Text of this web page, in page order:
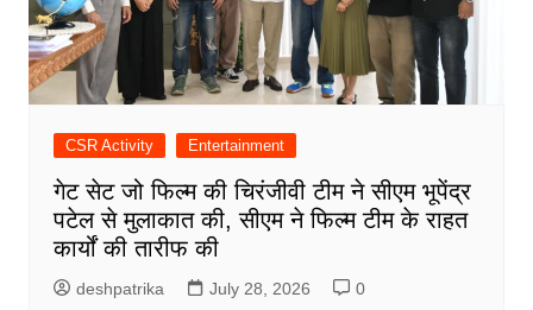
CSR Activity Entertainment
गेट सेट जो फिल्म की चिरंजीवी टीम ने सीएम भूपेंद्र
पटेल से मुलाकात की, सीएम ने फिल्म टीम के राहत
कार्यों की तारीफ की
deshpatrika July 28, 2026 0